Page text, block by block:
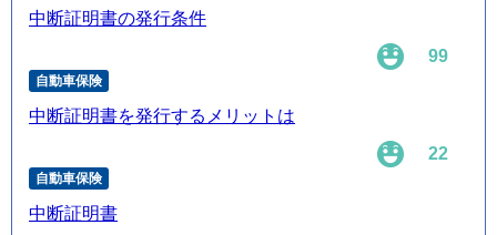
中断証明書の発行条件
99
自動車保険
中断証明書を発行するメリットは
22
自動車保険
中断証明書